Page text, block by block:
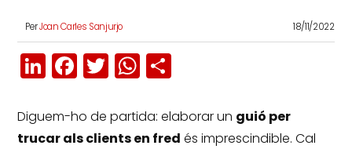
PerJoan Carles Sanjurjo 18/11/2022
LinkedIn
Facebook
TwitterWhatsApp
Diguem-ho de partida: elaborar un guió per
trucar als clients en fred és imprescindible.Cal